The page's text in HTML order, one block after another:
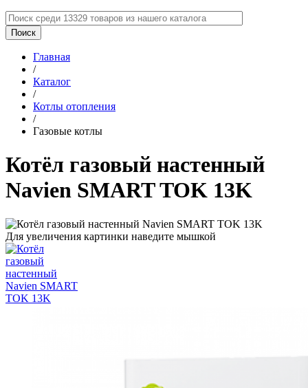
Главная
/
Каталог
/
Котлы отопления
/
Газовые котлы
Котёл газовый настенный
Navien SMART TOK 13K
Для увеличения картинки наведите мышкой